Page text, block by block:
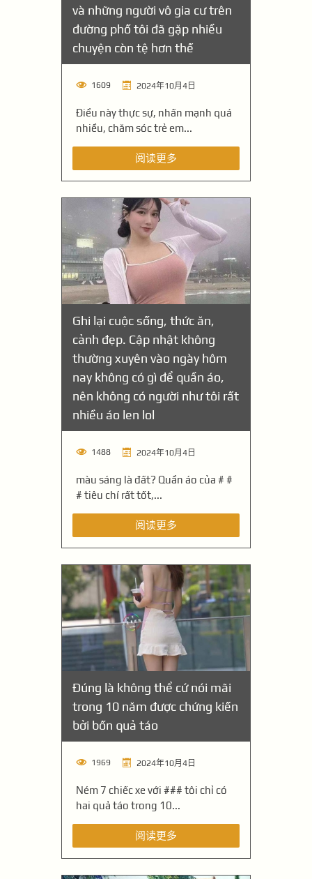
và những người vô gia cư trên
đường phố tôi đã gặp nhiều
chuyện còn tệ hơn thế
1609 2024年10月4日
Điều này thực sự, nhấn mạnh quá
nhiều, chăm sóc trẻ em...
阅读更多
Ghi lại cuộc sống, thức ăn,
cảnh đẹp. Cập nhật không
thường xuyên vào ngày hôm
nay không có gì để quần áo,
nên không có người như tôi rất
nhiều áo len lol
1488 2024年10月4日
màu sáng là đất? Quần áo của # #
# tiêu chí rất tốt,...
阅读更多
Đúng là không thể cứ nói mãi
trong 10 năm được chứng kiến
bởi bốn quả táo
1969 2024年10月4日
Ném 7 chiếc xe với ### tôi chỉ có
hai quả táo trong 10...
阅读更多